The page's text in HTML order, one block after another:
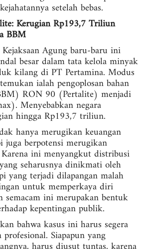
setelah bebas.
Kerugian Rp193,7 Triliun
BBM
Agung baru-baru ini
besar dalam tata kelola minyak
kilang di PT Pertamina. Modus
ialah pengoplosan bahan
RON 90 (Pertalite) menjadi
Menyebabkan negara
hingga Rp193,7 triliun.
hanya merugikan keuangan
juga berpotensi merugikan
ini menyangkut distribusi
seharusnya dinikmati oleh
yang terjadi dilapangan malah
untuk memperkaya diri
semacam ini merupakan bentuk
kepentingan publik.
bahwa kasus ini harus segera
Siapapun yang